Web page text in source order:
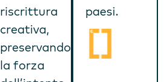
riscrittura
creativa,
preservando
la forza
paesi.